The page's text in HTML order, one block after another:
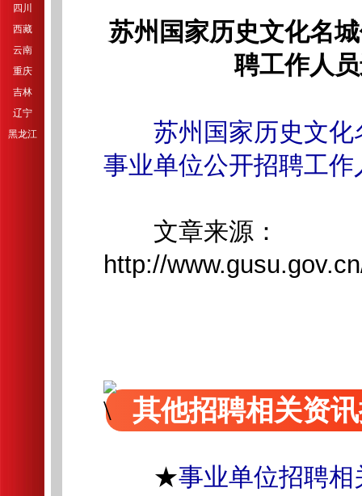
四川
西藏
云南
重庆
吉林
辽宁
黑龙江
苏州国家历史文化名
聘工作人
苏州国家历史文
事业单位公开招聘工
文章来源：
http://
其他招聘相关资
★事业单位招聘相